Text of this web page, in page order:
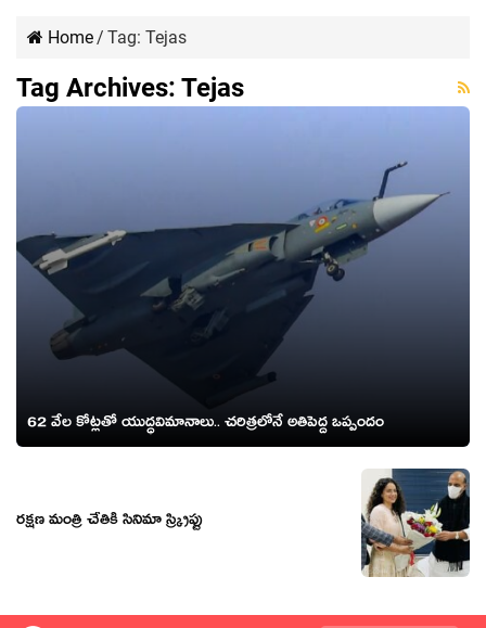
Home/ Tag: Tejas
Tag Archives: Tejas
62 వేల కోట్లతో యుద్ధవిమానాలు.. చరిత్రలోనే అతిపెద్ద ఒప్పందం
రక్షణ మంత్రి చేతికి సినిమా స్క్రిప్టు